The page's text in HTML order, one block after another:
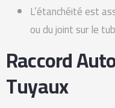
L’étanchéité est
ou du joint sur le
Raccord
Tuyaux